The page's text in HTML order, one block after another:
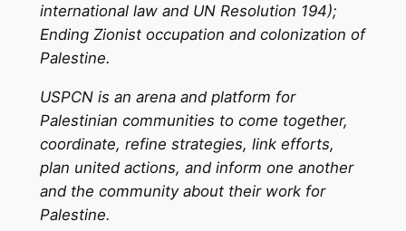
international law and UN Resolution 194);
Ending Zionist occupation and colonization of
Palestine.
USPCN is an arena and platform for
Palestinian communities to come together,
coordinate, refine strategies, link efforts,
plan united actions, and inform one another
and the community about their work for
Palestine.